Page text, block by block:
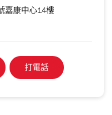
嘉康中心14樓
打電話